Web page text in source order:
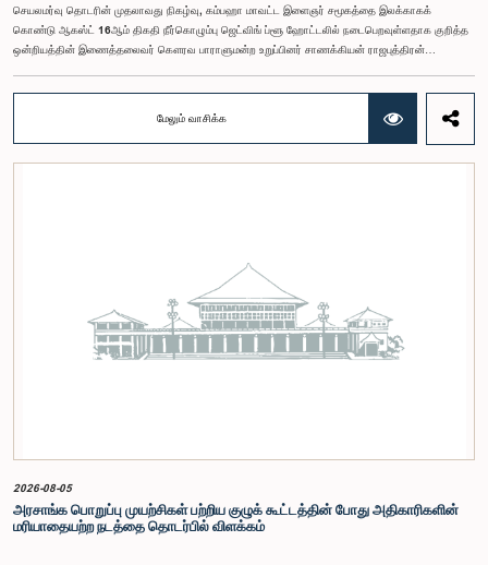
செயலமர்வு தொடரின் முதலாவது நிகழ்வு, கம்பஹா மாவட்ட இளைஞர் சமூகத்தை இலக்காகக்
கொண்டு ஆகஸ்ட் 16ஆம் திகதி நீர்கொழும்பு ஜெட்விங் ப்ளூ ஹோட்டலில் நடைபெறவுள்ளதாக குறித்த
ஒன்றியத்தின் இணைத்தலைவர் கௌரவ பாராளுமன்ற உறுப்பினர் சாணக்கியன் ராஜபுத்திரன்
பங்கேற்புடன் திறந்த பாராளுமன்றக் கருத்திட்டத்தை மேலும் முன்னெடுத்துச் செல்லும் நோக்கில் இந்த
செயலமர்வு தொடர் ஏற்பாடு செய்யப்படுகின்றது. இதில் ஒன்றியத்தின் உறுப்பினர்கள் மற்றும் கம்பஹா
மாவட்டத்தை பிரதிநிதித்துவப்படுத்தும் பாராளுமன்ற உறுப்பினர்களும் பங்கேற்கவிருக்கின்றனர்.இந்த
இச்செயலமர்வு தொடருக்கான அபிவிருத்தி பங்காளராக அனுசரணை வழங்கும் CII (Coalition for
Inclusive Impact) நிறுவனத்தின் பிரதிநிதிகளும் கலந்துகொண்டனர்.இந்த செயலமர்வில் பங்கேற்க
விரும்பும் கம்பஹா மாவட்டத்தைச் சேர்ந்த 18 – 35 வயதுக்குட்பட்ட இளைஞர், யுவதிகள் இங்கே
தரப்பட்டுள்ள https://forms.gle/aVp5UzhLbtPSmVap8 இணைப்பின் ஊடாக உரிய விண்ணப்பப்
படிவத்தை பூர்த்தி செய்து பதிவு செய்யுமாறு கேட்டுக்கொள்ளப்படுகின்றனர்.
மேலும் வாசிக்க
2026-08-05
அரசாங்க பொறுப்பு முயற்சிகள் பற்றிய குழுக் கூட்டத்தின் போது அதிகாரிகளின்
மரியாதையற்ற நடத்தை தொடர்பில் விளக்கம்